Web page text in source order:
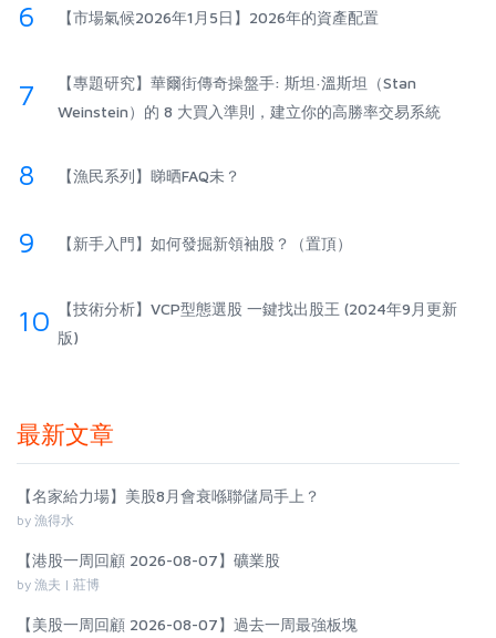
6 【市場氣候2026年1月5日】2026年的資產配置
7
【專題研究】華爾街傳奇操盤手: 斯坦·溫斯坦（Stan
Weinstein）的 8 大買入準則，建立你的高勝率交易系統
8 【漁民系列】睇晒FAQ未？
9 【新手入門】如何發掘新領袖股？（置頂）
10
【技術分析】VCP型態選股 一鍵找出股王 (2024年9月更新
版)
最新文章
【名家給力場】美股8月會衰喺聯儲局手上？
by 漁得水
【港股一周回顧 2026-08-07】礦業股
by 漁夫 | 莊博
【美股一周回顧 2026-08-07】過去一周最強板塊